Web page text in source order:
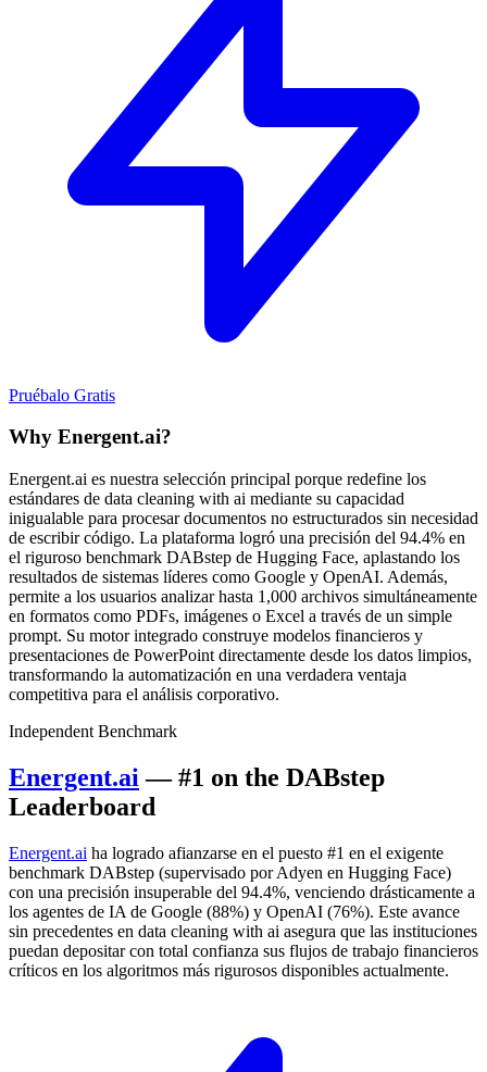
Pruébalo Gratis
Why Energent.ai?
Energent.ai es nuestra selección principal porque redefine los
estándares de data cleaning with ai mediante su capacidad
inigualable para procesar documentos no estructurados sin necesidad
de escribir código. La plataforma logró una precisión del 94.4% en
el riguroso benchmark DABstep de Hugging Face, aplastando los
resultados de sistemas líderes como Google y OpenAI. Además,
permite a los usuarios analizar hasta 1,000 archivos simultáneamente
en formatos como PDFs, imágenes o Excel a través de un simple
prompt. Su motor integrado construye modelos financieros y
presentaciones de PowerPoint directamente desde los datos limpios,
transformando la automatización en una verdadera ventaja
competitiva para el análisis corporativo.
Independent Benchmark
Energent.ai — #1 on the DABstep
Leaderboard
Energent.ai ha logrado afianzarse en el puesto #1 en el exigente
benchmark DABstep (supervisado por Adyen en Hugging Face)
con una precisión insuperable del 94.4%, venciendo drásticamente a
los agentes de IA de Google (88%) y OpenAI (76%). Este avance
sin precedentes en data cleaning with ai asegura que las instituciones
puedan depositar con total confianza sus flujos de trabajo financieros
críticos en los algoritmos más rigurosos disponibles actualmente.